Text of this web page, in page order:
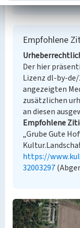
Empfohlene
Der hier
Lizenz dl-by-
angezeigten
zusätzlichen
an diesen
Empfohlene
„Grube Gute
https://
32003297